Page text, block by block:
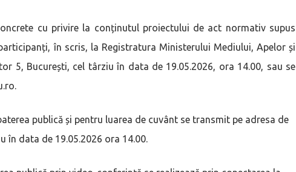
cu privire la conținutul proiectului de act normativ supus
în scris, la Registratura Ministerului Mediului, Apelor și
5, București, cel târziu în data de 19.05.2026, ora 14.00, sau se
publică și pentru luarea de cuvânt se transmit pe adresa de
în data de 19.05.2026 ora 14.00.